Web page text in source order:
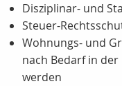
Disziplinar- und
Steuer-
Wohnungs- und
nach Bedarf in der
werden